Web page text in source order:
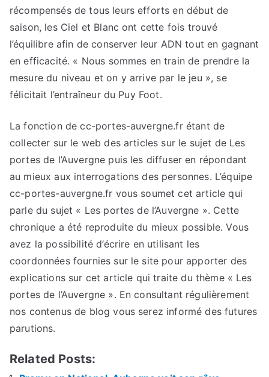
récompensés de tous leurs efforts en début de
saison, les Ciel et Blanc ont cette fois trouvé
l’équilibre afin de conserver leur ADN tout en gagnant
en efficacité. « Nous sommes en train de prendre la
mesure du niveau et on y arrive par le jeu », se
félicitait l’entraîneur du Puy Foot.
La fonction de cc-portes-auvergne.fr étant de
collecter sur le web des articles sur le sujet de Les
portes de l’Auvergne puis les diffuser en répondant
au mieux aux interrogations des personnes. L’équipe
cc-portes-auvergne.fr vous soumet cet article qui
parle du sujet « Les portes de l’Auvergne ». Cette
chronique a été reproduite du mieux possible. Vous
avez la possibilité d’écrire en utilisant les
coordonnées fournies sur le site pour apporter des
explications sur cet article qui traite du thème « Les
portes de l’Auvergne ». En consultant régulièrement
nos contenus de blog vous serez informé des futures
parutions.
Related Posts: